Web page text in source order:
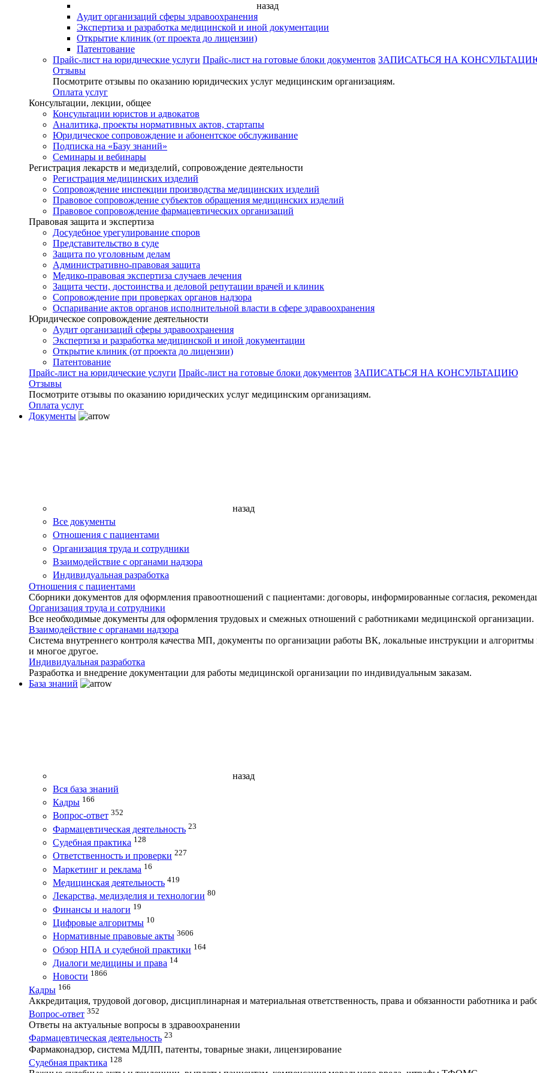
назад
Аудит организаций сферы здравоохранения
Экспертиза и разработка медицинской и иной документации
Открытие клиник (от проекта до лицензии)
Патентование
Прайс-лист на юридические услуги Прайс-лист на готовые блоки документов ЗАПИСАТЬСЯ НА
Отзывы
Посмотрите отзывы по оказанию юридических услуг медицинским организациям.
Оплата услуг
Консультации, лекции, общее
Консультации юристов и адвокатов
Аналитика, проекты нормативных актов, стартапы
Юридическое сопровождение и абонентское обслуживание
Подписка на «Базу знаний»
Семинары и вебинары
Регистрация лекарств и медизделий, сопровождение деятельности
Регистрация медицинских изделий
Сопровождение инспекции производства медицинских изделий
Правовое сопровождение субъектов обращения медицинских изделий
Правовое сопровождение фармацевтических организаций
Правовая защита и экспертиза
Досудебное урегулирование споров
Представительство в суде
Защита по уголовным делам
Административно-правовая защита
Медико-правовая экспертиза случаев лечения
Защита чести, достоинства и деловой репутации врачей и клиник
Сопровождение при проверках органов надзора
Оспаривание актов органов исполнительной власти в сфере здравоохранения
Юридическое сопровождение деятельности
Аудит организаций сферы здравоохранения
Экспертиза и разработка медицинской и иной документации
Открытие клиник (от проекта до лицензии)
Патентование
Прайс-лист на юридические услуги Прайс-лист на готовые блоки документов ЗАПИСАТЬСЯ НА КОНСУЛЬТАЦИЮ
Отзывы
Посмотрите отзывы по оказанию юридических услуг медицинским организациям.
Оплата услуг
Документы
назад
Все документы
Отношения с пациентами
Организация труда и сотрудники
Взаимодействие с органами надзора
Индивидуальная разработка
Отношения с пациентами
Сборники документов для оформления правоотношений с пациентами: договоры, информированные согласия,
Организация труда и сотрудники
Все необходимые документы для оформления трудовых и смежных отношений с работниками медицинской организации.
Взаимодействие с органами надзора
Система внутреннего контроля качества МП, документы по организации работы ВК, локальные инструкции и
и многое другое.
Индивидуальная разработка
Разработка и внедрение документации для работы медицинской организации по индивидуальным заказам.
База знаний
назад
Вся база знаний
Кадры 166
Вопрос-ответ 352
Фармацевтическая деятельность 23
Судебная практика 128
Ответственность и проверки 227
Маркетинг и реклама 16
Медицинская деятельность 419
Лекарства, медизделия и технологии 80
Финансы и налоги 19
Цифровые алгоритмы 10
Нормативные правовые акты 3606
Обзор НПА и судебной практики 164
Диалоги медицины и права 14
Новости 1866
Кадры 166
Аккредитация, трудовой договор, дисциплинарная и материальная ответственность, права и обязанности работника и
Вопрос-ответ 352
Ответы на актуальные вопросы в здравоохранении
Фармацевтическая деятельность 23
Фармаконадзор, система МДЛП, патенты, товарные знаки, лицензирование
Судебная практика 128